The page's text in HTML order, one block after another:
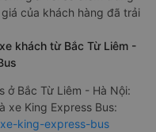
của khách hàng đã trải
khách từ Bắc Từ Liêm -
ở Bắc Từ Liêm - Hà Nội:
xe King Express Bus:
king-express-bus